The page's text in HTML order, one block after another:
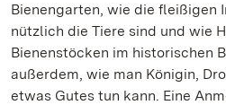
Bienengarten, wie die fleißigen
nützlich die Tiere sind und wie
Bienenstöcken im historischen
außerdem, wie man Königin,
etwas Gutes tun kann. Eine